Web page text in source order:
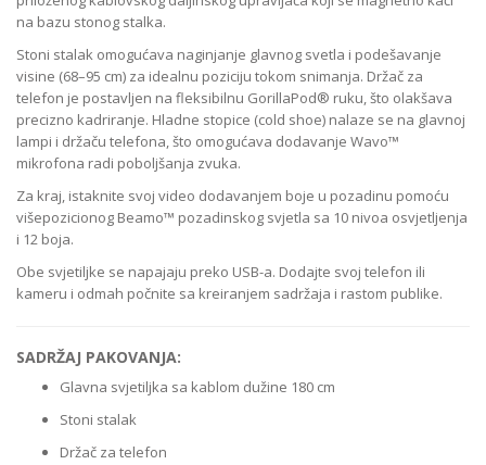
na bazu stonog stalka.
Stoni stalak omogućava naginjanje glavnog svetla i podešavanje
visine (68–95 cm) za idealnu poziciju tokom snimanja. Držač za
telefon je postavljen na fleksibilnu GorillaPod® ruku, što olakšava
precizno kadriranje. Hladne stopice (cold shoe) nalaze se na glavnoj
lampi i držaču telefona, što omogućava dodavanje Wavo™
mikrofona radi poboljšanja zvuka.
Za kraj, istaknite svoj video dodavanjem boje u pozadinu pomoću
višepozicionog Beamo™ pozadinskog svjetla sa 10 nivoa osvjetljenja
i 12 boja.
Obe svjetiljke se napajaju preko USB-a. Dodajte svoj telefon ili
kameru i odmah počnite sa kreiranjem sadržaja i rastom publike.
SADRŽAJ PAKOVANJA:
Glavna svjetiljka sa kablom dužine 180 cm
Stoni stalak
Držač za telefon